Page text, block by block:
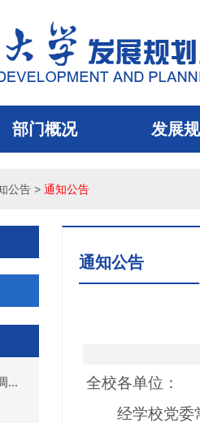
部门概况 发展
公告 > 通知公告
...
通知公告
全校各单位：
经学校党委